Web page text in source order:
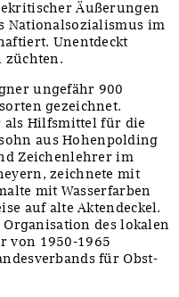
Äußerungen
Nationalsozialismus im
Unentdeckt
züchten.
ungefähr 900
gezeichnet.
Hilfsmittel für die
aus Hohenpolding
Zeichenlehrer im
zeichnete mit
mit Wasserfarben
auf alte Aktendeckel.
des lokalen
von 1950-1965
für Obst-